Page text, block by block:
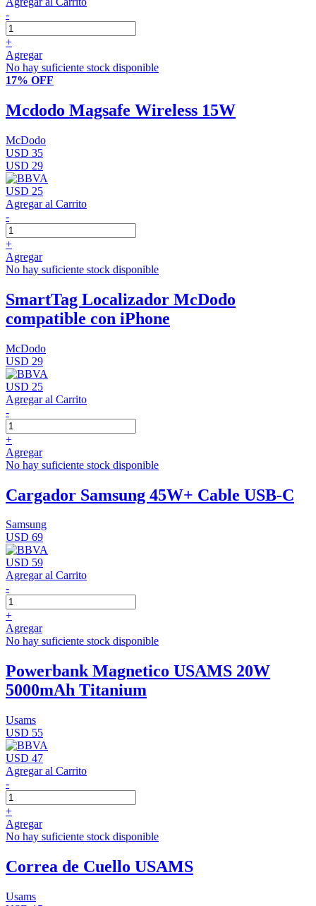
-
+
Agregar
No hay suficiente stock disponible
17% OFF
Mcdodo Magsafe Wireless 15W
McDodo
USD 35
USD 29
USD 25
Agregar al Carrito
-
+
Agregar
No hay suficiente stock disponible
SmartTag Localizador McDodo
compatible con iPhone
McDodo
USD 29
USD 25
Agregar al Carrito
-
+
Agregar
No hay suficiente stock disponible
Cargador Samsung 45W+ Cable USB-C
Samsung
USD 69
USD 59
Agregar al Carrito
-
+
Agregar
No hay suficiente stock disponible
Powerbank Magnetico USAMS 20W
5000mAh Titanium
Usams
USD 55
USD 47
Agregar al Carrito
-
+
Agregar
No hay suficiente stock disponible
Correa de Cuello USAMS
Usams